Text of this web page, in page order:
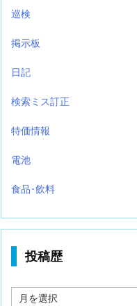
巡検
掲示板
日記
検索ミス訂正
特価情報
電池
食品･飲料
投稿歴